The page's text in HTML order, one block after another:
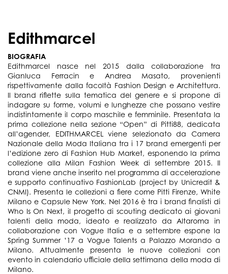
Edithmarcel
BIOGRAFIA
Edithmarcel nasce nel 2015 dalla collaborazione tra
Gianluca Ferracin e Andrea Masato, provenienti
rispettivamente dalla facoltà Fashion Design e Architettura.
Il brand riflette sulla tematica del genere e si propone di
indagare su forme, volumi e lunghezze che possano vestire
indistintamente il corpo maschile e femminile. Presentata la
prima collezione nella sezione “Open” di Pitti88, dedicata
all’agender, EDITHMARCEL viene selezionato da Camera
Nazionale della Moda Italiana tra i 17 brand emergenti per
l’edizione zero di Fashion Hub Market, esponendo la prima
collezione alla Milan Fashion Week di settembre 2015. Il
brand viene anche inserito nel programma di accelerazione
e supporto continuativo FashionLab (project by Unicredit &
CNMI). Presenta le collezioni a fiere come Pitti Firenze, White
Milano e Capsule New York. Nel 2016 è tra i brand finalisti di
Who Is On Next, il progetto di scouting dedicato ai giovani
talenti della moda, ideato e realizzato da Altaroma in
collaborazione con Vogue Italia e a settembre espone la
Spring Summer ’17 a Vogue Talents a Palazzo Morando a
Milano. Attualmente presenta le nuove collezioni con
evento in calendario ufficiale della settimana della moda di
Milano.